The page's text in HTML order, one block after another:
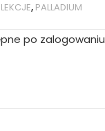
, PALLADIUM
po zalogowaniu